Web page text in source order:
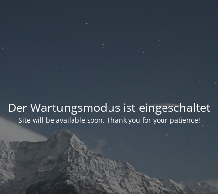
Der Wartungsmodus ist eingeschaltet
Site will be available soon. Thank you for your patience!